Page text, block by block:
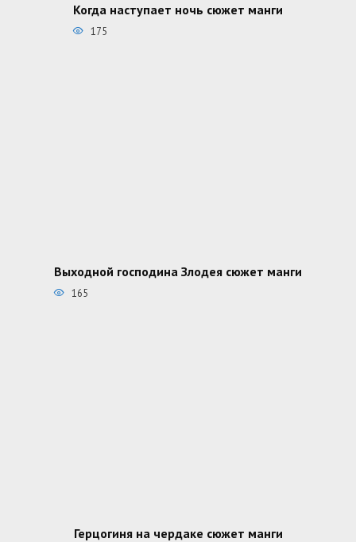
Когда наступает ночь сюжет манги
175
Выходной господина Злодея сюжет манги
165
Герцогиня на чердаке сюжет манги